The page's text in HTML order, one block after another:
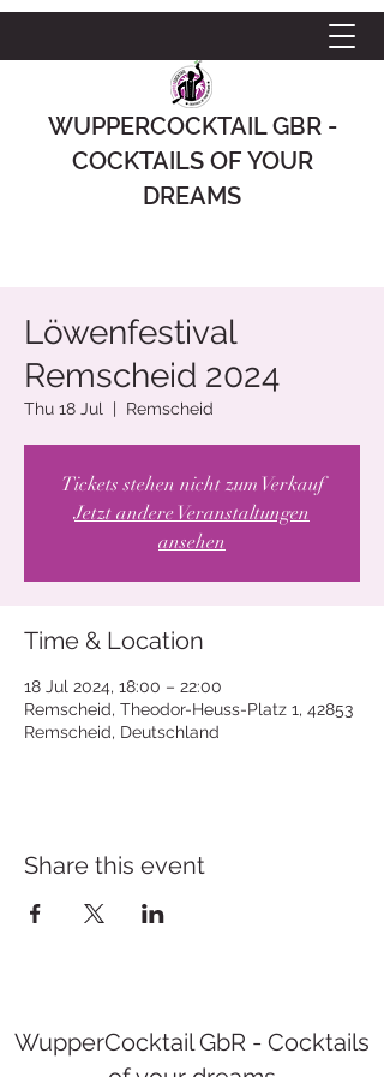
WUPPERCOCKTAIL GBR -
COCKTAILS OF YOUR
DREAMS
Löwenfestival
Remscheid 2024
Thu 18 Jul
  |
Remscheid
Tickets stehen nicht zum Verkauf
Jetzt andere Veranstaltungen
ansehen
Time & Location
18 Jul 2024, 18:00 – 22:00
Remscheid, Theodor-Heuss-Platz 1, 42853
Remscheid, Deutschland
Share this event
WupperCocktail GbR - Cocktails